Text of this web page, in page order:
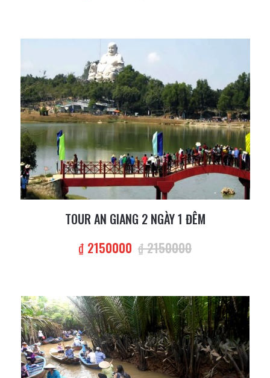
TOUR AN GIANG 2 NGÀY 1 ĐÊM
₫ 2150000 ₫ 2150000